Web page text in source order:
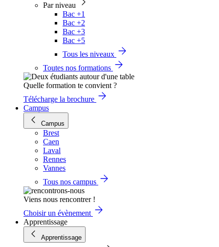
Par niveau
Bac +1
Bac +2
Bac +3
Bac +5
Tous les niveaux
Toutes nos formations
Quelle formation te convient ?
Télécharge la brochure
Campus
Campus
Brest
Caen
Laval
Rennes
Vannes
Tous nos campus
Viens nous rencontrer !
Choisir un évènement
Apprentissage
Apprentissage